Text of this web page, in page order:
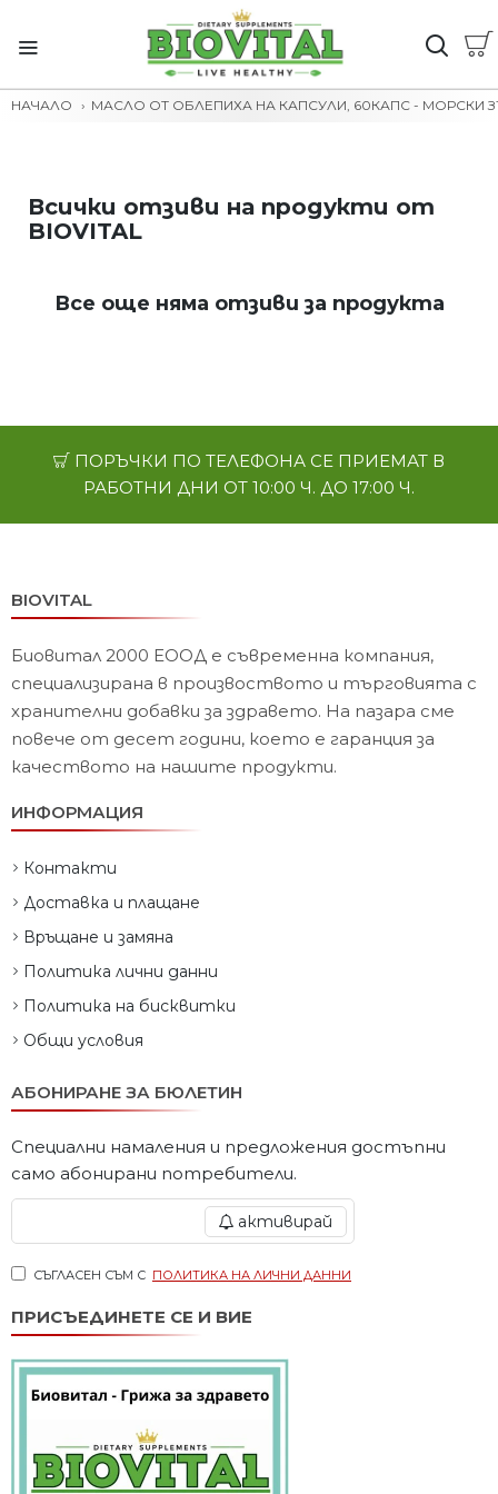
НАЧАЛО МАСЛО ОТ ОБЛЕПИХА НА КАПСУЛИ, 60КАПС - МОРСКИ
Всички отзиви на продукти от
BIOVITAL
Все още няма отзиви за продукта
ПОРЪЧКИ ПО ТЕЛЕФОНА СЕ ПРИЕМАТ В
РАБОТНИ ДНИ ОТ 10:00 Ч. ДО 17:00 Ч.
BIOVITAL
Биовитал 2000 ЕООД е съвременна компания,
специализирана в произвоството и търговията с
хранителни добавки за здравето. На пазара сме
повече от десет години, което е гаранция за
качеството на нашите продукти.
ИНФОРМАЦИЯ
Контакти
Доставка и плащане
Връщане и замяна
Политика лични данни
Политика на бисквитки
Общи условия
АБОНИРАНЕ ЗА БЮЛЕТИН
Специални намаления и предложения достъпни
само абонирани потребители.
активирай
СЪГЛАСЕН СЪМ С ПОЛИТИКА НА ЛИЧНИ ДАННИ
ПРИСЪЕДИНЕТЕ СЕ И ВИЕ